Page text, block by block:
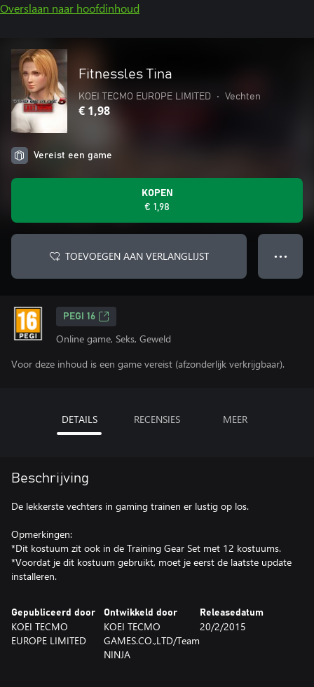
Overslaan naar hoofdinhoud
Fitnessles Tina
KOEI TECMO EUROPE LIMITED • Vechten
€ 1,98
Vereist een game
KOPEN
€ 1,98
TOEVOEGEN AAN VERLANGLIJST ● ● ●
PEGI 16
Online game, Seks, Geweld
Voor deze inhoud is een game vereist (afzonderlijk verkrijgbaar).
DETAILS RECENSIES MEER
Beschrijving
De lekkerste vechters in gaming trainen er lustig op los.
Opmerkingen:
*Dit kostuum zit ook in de Training Gear Set met 12 kostuums.
*Voordat je dit kostuum gebruikt, moet je eerst de laatste update
installeren.
Gepubliceerd door
KOEI TECMO
EUROPE LIMITED
Ontwikkeld door
KOEI TECMO
GAMES.CO.,LTD/Team
NINJA
Releasedatum
20/2/2015